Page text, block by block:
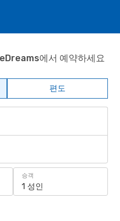
에서 예약하세요
편도
승객
1 성인